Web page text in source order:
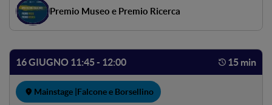
promosso due premi rivolti a musei, studenti e ricercatori
che si occupano di Open Culture in Italia. L’obiettivo dei
due premi è valorizzare le iniziative di persone e istituzioni
collaborano all’apertura dei contenuti e alla loro libera
sessione saranno annunciati i vincitori dei due premi.
Premio Museo e Premio Ricerca
16 GIUGNO 11:45 - 12:00 15 min
Mainstage | Falcone e Borsellino